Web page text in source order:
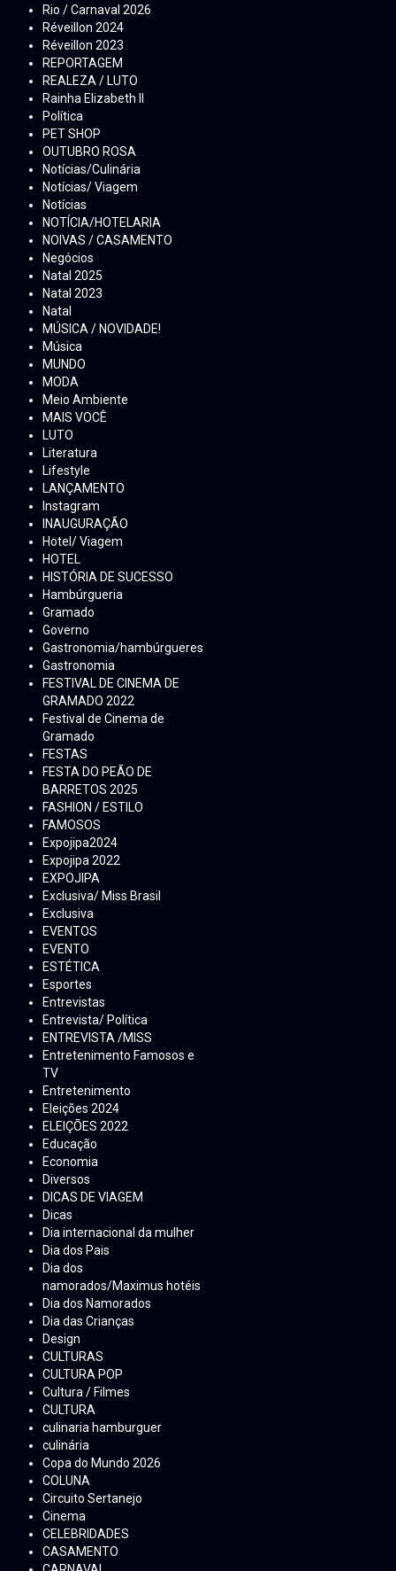
Rio / Carnaval 2026
Réveillon 2024
Réveillon 2023
REPORTAGEM
REALEZA / LUTO
Rainha Elizabeth ll
Política
PET SHOP
OUTUBRO ROSA
Notícias/Culinária
Notícias/ Viagem
Notícias
NOTÍCIA/HOTELARIA
NOIVAS / CASAMENTO
Negócios
Natal 2025
Natal 2023
Natal
MÚSICA / NOVIDADE!
Música
MUNDO
MODA
Meio Ambiente
MAIS VOCÊ
LUTO
Literatura
Lifestyle
LANÇAMENTO
Instagram
INAUGURAÇÃO
Hotel/ Viagem
HOTEL
HISTÓRIA DE SUCESSO
Hambúrgueria
Gramado
Governo
Gastronomia/hambúrgueres
Gastronomia
FESTIVAL DE CINEMA DE
GRAMADO 2022
Festival de Cinema de
Gramado
FESTAS
FESTA DO PEÃO DE
BARRETOS 2025
FASHION / ESTILO
FAMOSOS
Expojipa2024
Expojipa 2022
EXPOJIPA
Exclusiva/ Miss Brasil
Exclusiva
EVENTOS
EVENTO
ESTÉTICA
Esportes
Entrevistas
Entrevista/ Política
ENTREVISTA /MISS
Entretenimento Famosos e
TV
Entretenimento
Eleições 2024
ELEIÇÕES 2022
Educação
Economia
Diversos
DICAS DE VIAGEM
Dicas
Dia internacional da mulher
Dia dos Pais
Dia dos
namorados/Maximus hotéis
Dia dos Namorados
Dia das Crianças
Design
CULTURAS
CULTURA POP
Cultura / Filmes
CULTURA
culinaria hamburguer
culinária
Copa do Mundo 2026
COLUNA
Circuito Sertanejo
Cinema
CELEBRIDADES
CASAMENTO